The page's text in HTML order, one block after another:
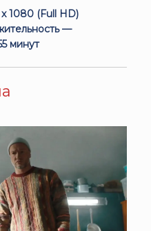
1080 (Full HD)
—
минут